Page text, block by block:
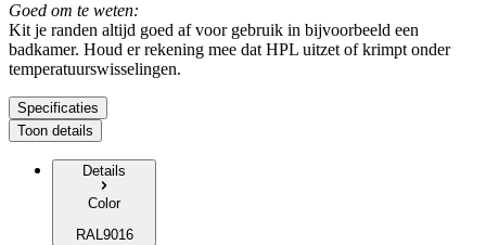
Goed om te weten:
Kit je randen altijd goed af voor gebruik in bijvoorbeeld een
badkamer. Houd er rekening mee dat HPL uitzet of krimpt onder
temperatuurswisselingen.
Specificaties
Toon details
Details
Color
RAL9016